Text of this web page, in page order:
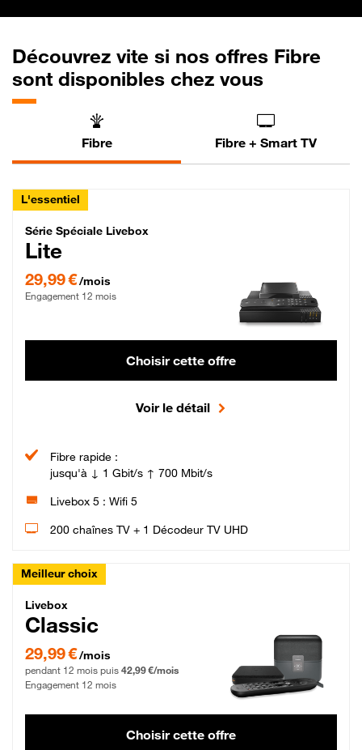
Découvrez vite si nos offres Fibre
sont disponibles chez vous
Fibre Fibre + Smart TV
L'essentiel
Série Spéciale Livebox Lite Fibre
Série Spéciale Livebox
Lite
29,99 €/mois
Engagement 12 mois
Choisir cette offre
Voir le détail
Fibre rapide :
jusqu'à ↓ 1 Gbit/s ↑ 700 Mbit/s
Livebox 5 : Wifi 5
200 chaînes TV + 1 Décodeur TV UHD
Meilleur choix
Livebox Classic Fibre
Livebox
Classic
29,99 € par mois pendant 12 mois puis 42,99 € par mois, Engagement 12 mois
29,99 €/mois
pendant 12 mois puis 42,99 €/mois
Engagement 12 mois
Choisir cette offre